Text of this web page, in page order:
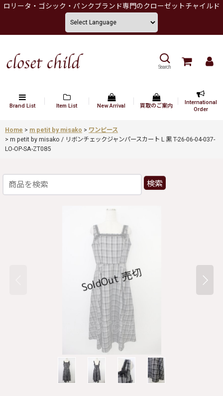
ロリータ・ゴシック・パンクブランド専門のクローゼットチャイルド
Search
Brand List Item List New Arrival 買取のご案内
International
Order
Home > m petit by misako > ワンピース
> m petit by misako / リボンチェックジャンパースカート L 黒 T-26-06-04-037-
LO-OP-SA-ZT085
検索